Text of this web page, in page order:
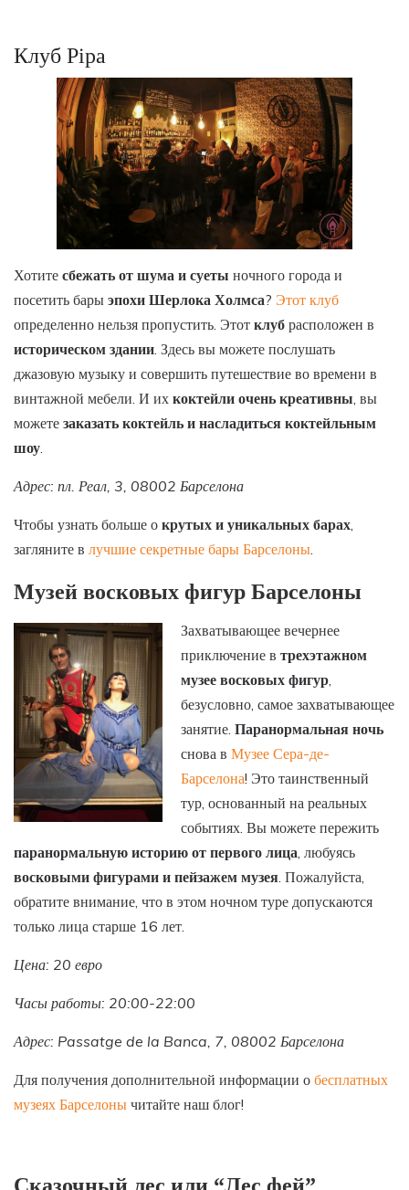
Клуб Pipa
Хотите сбежать от шума и суеты ночного города и
посетить бары эпохи Шерлока Холмса? Этот клуб
определенно нельзя пропустить. Этот клуб расположен в
историческом здании. Здесь вы можете послушать
джазовую музыку и совершить путешествие во времени в
винтажной мебели. И их коктейли очень креативны, вы
можете заказать коктейль и насладиться коктейльным
шоу.
Адрес: пл. Реал, 3, 08002 Барселона
Чтобы узнать больше о крутых и уникальных барах,
загляните в лучшие секретные бары Барселоны.
Музей восковых фигур Барселоны
Захватывающее вечернее
приключение в трехэтажном
музее восковых фигур,
безусловно, самое захватывающее
занятие. Паранормальная ночь
снова в Музее Сера-де-
Барселона! Это таинственный
тур, основанный на реальных
событиях. Вы можете пережить
паранормальную историю от первого лица, любуясь
восковыми фигурами и пейзажем музея. Пожалуйста,
обратите внимание, что в этом ночном туре допускаются
только лица старше 16 лет.
Цена: 20 евро
Часы работы: 20:00-22:00
Адрес: Passatge de la Banca, 7, 08002 Барселона
Для получения дополнительной информации о бесплатных
музеях Барселоны читайте наш блог!